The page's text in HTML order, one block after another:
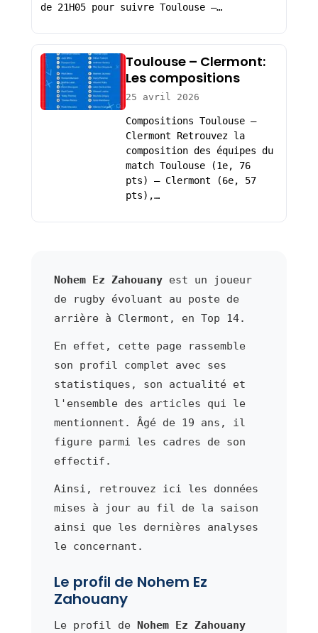
de 21H05 pour suivre Toulouse –…
Toulouse – Clermont:
Les compositions
25 avril 2026
Compositions Toulouse –
Clermont Retrouvez la
composition des équipes du
match Toulouse (1e, 76
pts) – Clermont (6e, 57
pts),…
Nohem Ez Zahouanyest un joueur
de rugby évoluant au poste de
arrière à Clermont, en Top 14.
En effet, cette page rassemble
son profil complet avec ses
statistiques, son actualité et
l'ensemble des articles qui le
mentionnent. Âgé de 19 ans, il
figure parmi les cadres de son
effectif.
Ainsi, retrouvez ici les données
mises à jour au fil de la saison
ainsi que les dernières analyses
le concernant.
Le profil de Nohem Ez
Zahouany
Le profil de Nohem Ez Zahouany